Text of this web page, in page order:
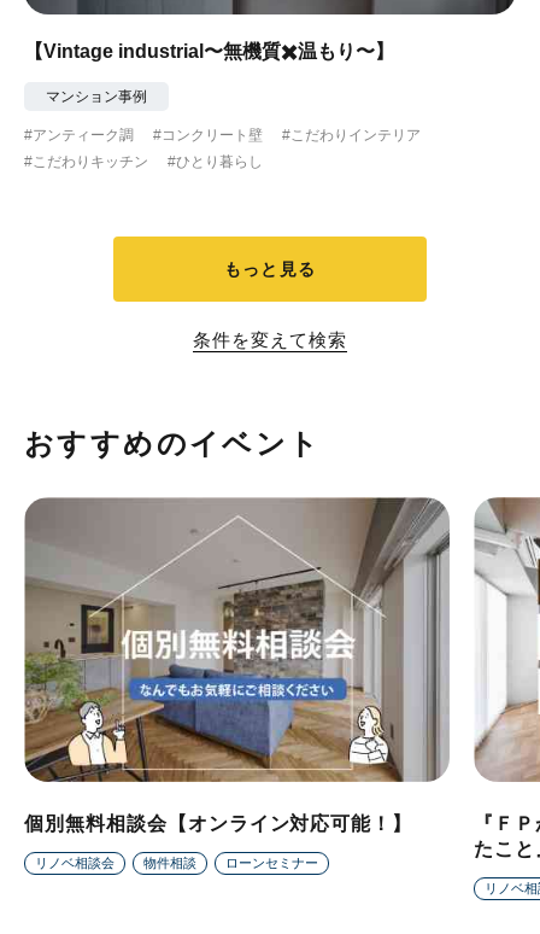
【Vintage industrial〜無機質✖️温もり〜】
マンション事例
#アンティーク調 #コンクリート壁
#こだわりインテリア
#こだわりキッチン
#ひとり暮らし
もっと見る
条件を変えて検索
おすすめのイベント
個別無料相談会【オンライン対応可能！】
リノベ相談会 物件相談 ローンセミナー
『Ｆ
たこ
リノベ